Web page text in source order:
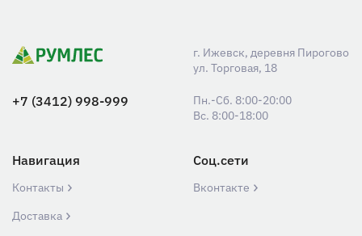
г. Ижевск, деревня Пирогово
ул. Торговая, 18
+7 (3412) 998-999
Пн.-Сб. 8:00-20:00
Вс. 8:00-18:00
Навигация
Контакты
Доставка
Соц.сети
Вконтакте